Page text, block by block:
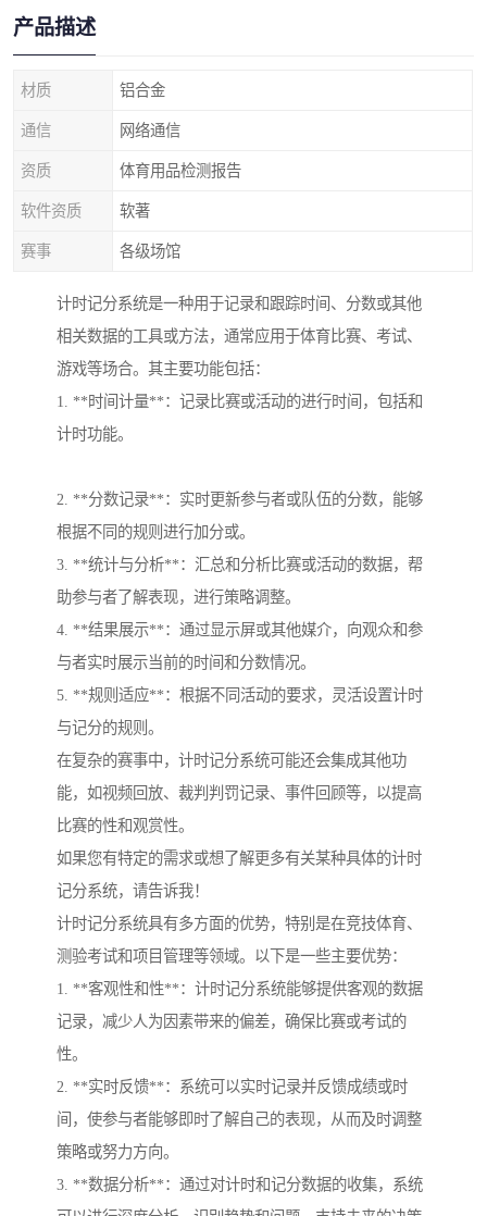
产品描述
材质 铝合金
通信 网络通信
资质 体育用品检测报告
软件资质 软著
赛事 各级场馆
计时记分系统是一种用于记录和跟踪时间、分数或其他
相关数据的工具或方法，通常应用于体育比赛、考试、
游戏等场合。其主要功能包括：
1. **时间计量**：记录比赛或活动的进行时间，包括和
计时功能。
2. **分数记录**：实时更新参与者或队伍的分数，能够
根据不同的规则进行加分或。
3. **统计与分析**：汇总和分析比赛或活动的数据，帮
助参与者了解表现，进行策略调整。
4. **结果展示**：通过显示屏或其他媒介，向观众和参
与者实时展示当前的时间和分数情况。
5. **规则适应**：根据不同活动的要求，灵活设置计时
与记分的规则。
在复杂的赛事中，计时记分系统可能还会集成其他功
能，如视频回放、裁判判罚记录、事件回顾等，以提高
比赛的性和观赏性。
如果您有特定的需求或想了解更多有关某种具体的计时
记分系统，请告诉我！
计时记分系统具有多方面的优势，特别是在竞技体育、
测验考试和项目管理等领域。以下是一些主要优势：
1. **客观性和性**：计时记分系统能够提供客观的数据
记录，减少人为因素带来的偏差，确保比赛或考试的
性。
2. **实时反馈**：系统可以实时记录并反馈成绩或时
间，使参与者能够即时了解自己的表现，从而及时调整
策略或努力方向。
3. **数据分析**：通过对计时和记分数据的收集，系统